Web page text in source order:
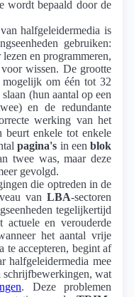
wordt bepaald door de
halfgeleidermedia is
gebruiken:
en programmeren,
wissen. De grootte
mogelijk om één tot 32
(hun aantal op een
en de redundante
werking van het
beurt enkele tot enkele
pagina's in een blok
twee was, maar deze
gevolgd.
die optreden in de
van LBA-sectoren
tegelijkertijd
actuele en verouderde
het aantal vrije
te accepteren, begint af
halfgeleidermedia mee
schrijfbewerkingen, wat
. Deze problemen